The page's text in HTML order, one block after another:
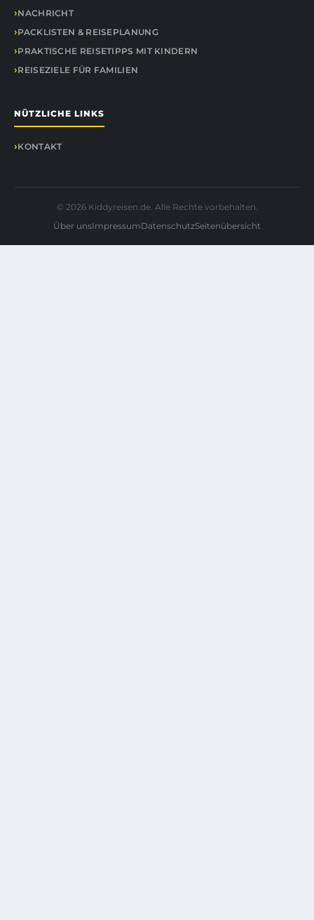
NACHRICHT
PACKLISTEN & REISEPLANUNG
PRAKTISCHE REISETIPPS MIT KINDERN
REISEZIELE FÜR FAMILIEN
NÜTZLICHE LINKS
KONTAKT
© 2026 Kiddyreisen.de. Alle Rechte vorbehalten.
Über unsImpressumDatenschutzSeitenübersicht